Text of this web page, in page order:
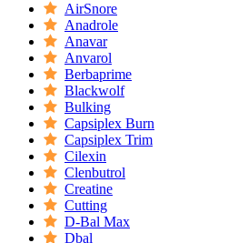
AirSnore
Anadrole
Anavar
Anvarol
Berbaprime
Blackwolf
Bulking
Capsiplex Burn
Capsiplex Trim
Cilexin
Clenbutrol
Creatine
Cutting
D-Bal Max
Dbal